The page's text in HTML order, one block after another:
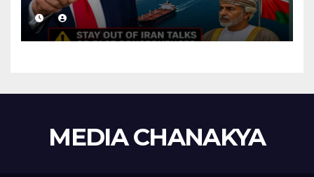
With Iran
MEDIA CHANAKYA